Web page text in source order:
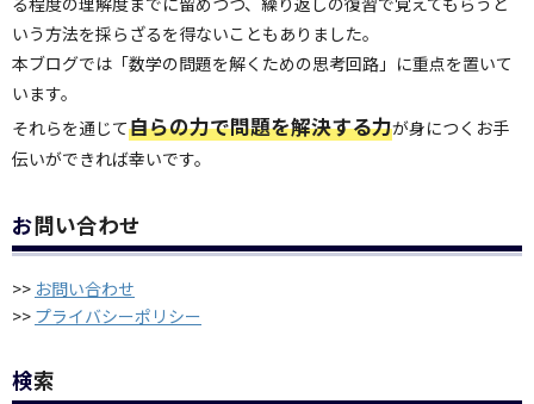
いう方法を採らざるを得ないこともありました。
本ブログでは「数学の問題を解くための思考回路」に重点を置いて
います。
それらを通じて自らの力で問題を解決する力が身につくお手
伝いができれば幸いです。
お問い合わせ
>> お問い合わせ
>> プライバシーポリシー
検索